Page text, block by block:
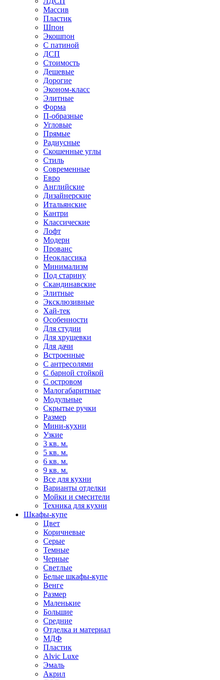
Массив
Пластик
Шпон
Экошпон
С патиной
ДСП
Стоимость
Дешевые
Дорогие
Эконом-класс
Элитные
Форма
П-образные
Угловые
Прямые
Радиусные
Скошенные углы
Стиль
Современные
Евро
Английские
Дизайнерские
Итальянские
Кантри
Классические
Лофт
Модерн
Прованс
Неоклассика
Минимализм
Под старину
Скандинавские
Элитные
Эксклюзивные
Хай-тек
Особенности
Для студии
Для хрущевки
Для дачи
Встроенные
С антресолями
С барной стойкой
С островом
Малогабаритные
Модульные
Скрытые ручки
Размер
Мини-кухни
Узкие
3 кв. м.
5 кв. м.
6 кв. м.
9 кв. м.
Все для кухни
Варианты отделки
Мойки и смесители
Техника для кухни
Шкафы-купе
Цвет
Коричневые
Серые
Темные
Черные
Светлые
Белые шкафы-купе
Венге
Размер
Маленькие
Большие
Средние
Отделка и материал
МДФ
Пластик
Alvic Luxe
Эмаль
Акрил